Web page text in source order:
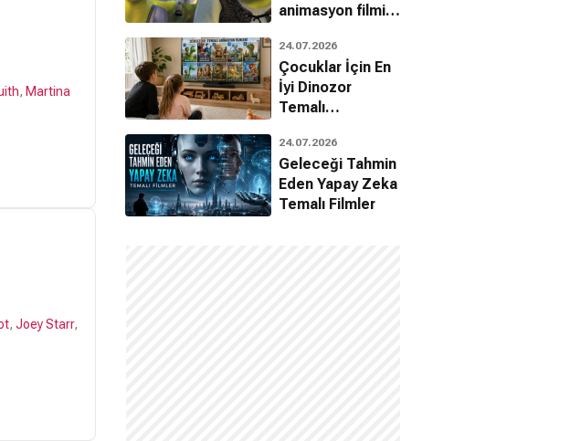
, Martina
, Joey Starr,
animasyon filmin
24.07.2026
Çocuklar İçin En
İyi Dinozor
Temalı
Filmleri
24.07.2026
Geleceği Tahmin
Eden Yapay Zeka
Temalı Filmler